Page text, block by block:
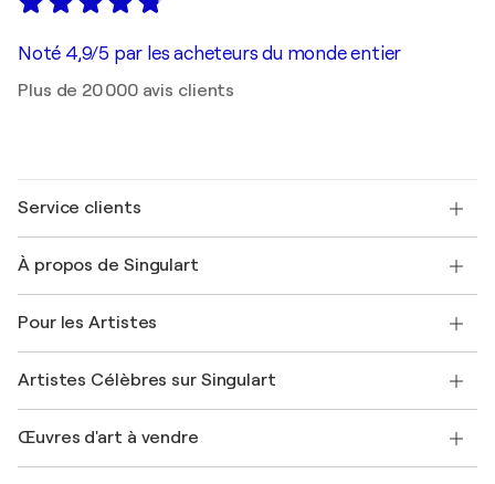
Noté 4,9/5 par les acheteurs du monde entier
Plus de 20 000 avis clients
Service clients
Expédition
Offrir une carte cadeau
Rejoignez notre programme commercial
Mon compte
+33 1 76 44 06 42
À propos de Singulart
FAQ
Magazine Singulart
Emplois
Découvrez une sélection d'art original
Pour les Artistes
Se connecter en tant qu'Artiste
Artistes Célèbres sur Singulart
Marc Chagall
Œuvres d'art à vendre